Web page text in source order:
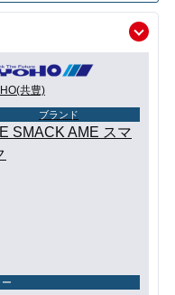
共豊)
ブランド
SMACK AME スマ
ー